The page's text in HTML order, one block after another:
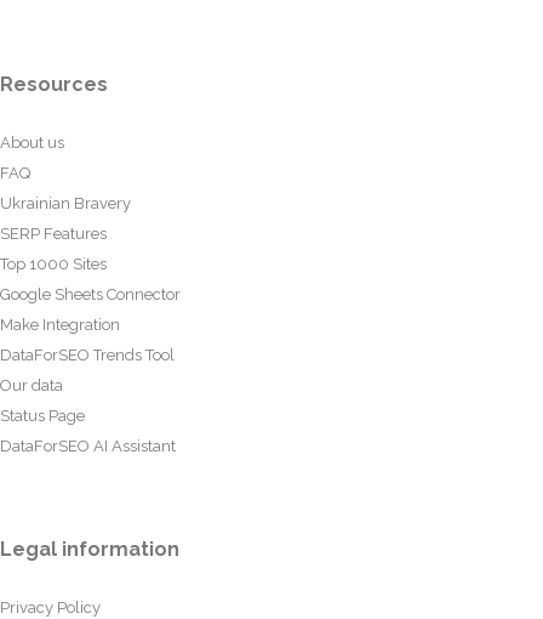
Resources
About us
FAQ
Ukrainian Bravery
SERP Features
Top 1000 Sites
Google Sheets Connector
Make Integration
DataForSEO Trends Tool
Our data
Status Page
DataForSEO AI Assistant
Legal information
Privacy Policy